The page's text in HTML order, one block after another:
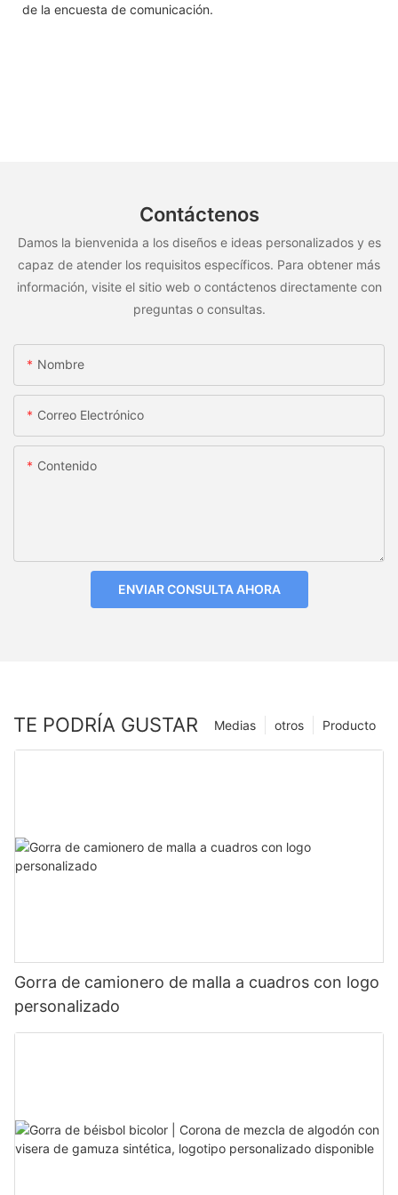
de la encuesta de comunicación.
Contáctenos
Damos la bienvenida a los diseños e ideas personalizados y es
capaz de atender los requisitos específicos. Para obtener más
información, visite el sitio web o contáctenos directamente con
preguntas o consultas.
Nombre
Correo Electrónico
Contenido
ENVIAR CONSULTA AHORA
TE PODRÍA GUSTAR Producto
otros
Medias
Gorra de camionero de malla a cuadros con logo
personalizado